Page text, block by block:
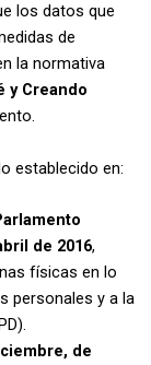
los datos que
de
la normativa
y Creando
establecido en:
de 2016,
físicas en lo
personales y a la
de